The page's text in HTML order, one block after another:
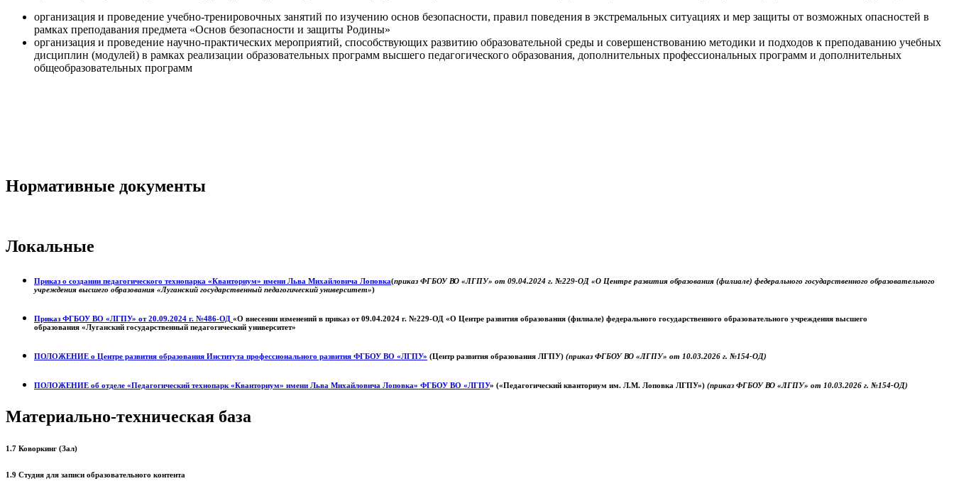
организация и проведение учебно-тренировочных занятий по изучению основ безопасности, правил поведения в экстремальных ситуациях и мер защиты от возможных опасностей в
рамках преподавания предмета «Основ безопасности и защиты Родины»
организация и проведение научно-практических мероприятий, способствующих развитию образовательной среды и совершенствованию методики и подходов к преподаванию учебных
дисциплин (модулей) в рамках реализации образовательных программ высшего педагогического образования, дополнительных профессиональных программ и дополнительных
общеобразовательных программ
Нормативные документы
Локальные
Приказ о создании педагогического технопарка «Кванториум» имени Льва Михайловича Лоповка(приказ ФГБОУ ВО «ЛГПУ» от 09.04.2024 г. №229-ОД «О Центре развития образования (филиале) федерального государственного образовательного
учреждения высшего образования «Луганский государственный педагогический университет»)
Приказ ФГБОУ ВО «ЛГПУ» от 20.09.2024 г. №486-ОД «О внесении изменений в приказ от 09.04.2024 г. №229-ОД «О Центре развития образования (филиале) федерального государственного образовательного учреждения высшего
образования «Луганский государственный педагогический университет»
ПОЛОЖЕНИЕ о Центре развития образования Института профессионального развития ФГБОУ ВО «ЛГПУ» (Центр развития образования ЛГПУ) (приказ ФГБОУ ВО «ЛГПУ» от 10.03.2026 г. №154-ОД)
ПОЛОЖЕНИЕ об отделе «Педагогический технопарк «Кванториум» имени Льва Михайловича Лоповка» ФГБОУ ВО «ЛГПУ» («Педагогический кванториум им. Л.М. Лоповка ЛГПУ») (приказ ФГБОУ ВО «ЛГПУ» от 10.03.2026 г. №154-ОД)
Материально-техническая база
1.7 Коворкинг (Зал)
1.9 Студия для записи образовательного контента